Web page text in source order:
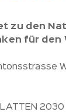
zu den
für